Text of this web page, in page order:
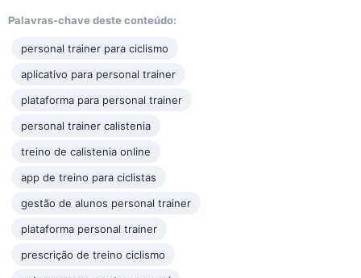
Palavras-chave deste conteúdo:
personal trainer para ciclismo
aplicativo para personal trainer
plataforma para personal trainer
personal trainer calistenia
treino de calistenia online
app de treino para ciclistas
gestão de alunos personal trainer
plataforma personal trainer
prescrição de treino ciclismo